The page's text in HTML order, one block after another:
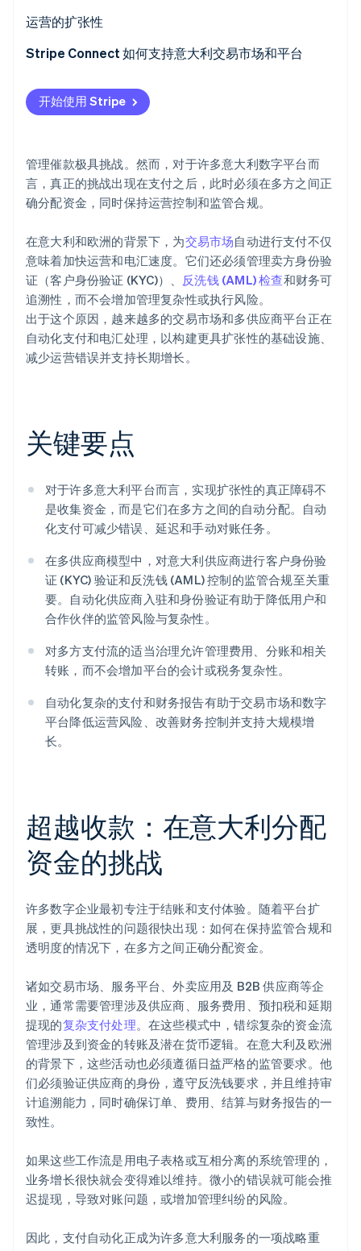
通过自动化降低运营风险
运营的扩张性
支付编排作为战略杠杆
Stripe Connect 如何支持意大利交易市场和平台
开始使用 Stripe
管理催款极具挑战。然而，对于许多意大利数字平台而
言，真正的挑战出现在支付之后，此时必须在多方之间正
确分配资金，同时保持运营控制和监管合规。
在意大利和欧洲的背景下，为交易市场自动进行支付不仅
意味着加快运营和电汇速度。它们还必须管理卖方身份验
证（客户身份验证 (KYC)）、 反洗钱 (AML) 检查和财务可
追溯性，而不会增加管理复杂性或执行风险。
出于这个原因，越来越多的交易市场和多供应商平台正在
自动化支付和电汇处理，以构建更具扩张性的基础设施、
减少运营错误并支持长期增长。
关键要点
对于许多意大利平台而言，实现扩张性的真正障碍不
是收集资金，而是它们在多方之间的自动分配。自动
化支付可减少错误、延迟和手动对账任务。
在多供应商模型中，对意大利供应商进行客户身份验
证 (KYC) 验证和反洗钱 (AML) 控制的监管合规至关重
要。自动化供应商入驻和身份验证有助于降低用户和
合作伙伴的监管风险与复杂性。
对多方支付流的适当治理允许管理费用、分账和相关
转账，而不会增加平台的会计或税务复杂性。
自动化复杂的支付和财务报告有助于交易市场和数字
平台降低运营风险、改善财务控制并支持大规模增
长。
超越收款：在意大利分配
资金的挑战
许多数字企业最初专注于结账和支付体验。随着平台扩
展，更具挑战性的问题很快出现：如何在保持监管合规和
透明度的情况下，在多方之间正确分配资金。
诸如交易市场、服务平台、外卖应用及 B2B 供应商等企
业，通常需要管理涉及供应商、服务费用、预扣税和延期
提现的复杂支付处理。在这些模式中，错综复杂的资金流
管理涉及到资金的转账及潜在货币逻辑。在意大利及欧洲
的背景下，这些活动也必须遵循日益严格的监管要求。他
们必须验证供应商的身份，遵守反洗钱要求，并且维持审
计追溯能力，同时确保订单、费用、结算与财务报告的一
致性。
如果这些工作流是用电子表格或互相分离的系统管理的，
业务增长很快就会变得难以维持。微小的错误就可能会推
迟提现，导致对账问题，或增加管理纠纷的风险。
因此，支付自动化正成为许多意大利服务的一项战略重